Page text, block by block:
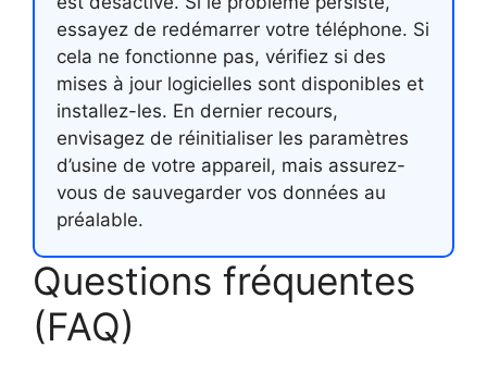
essayez de redémarrer votre téléphone. Si
cela ne fonctionne pas, vérifiez si des
mises à jour logicielles sont disponibles et
installez-les. En dernier recours,
envisagez de réinitialiser les paramètres
d’usine de votre appareil, mais assurez-
vous de sauvegarder vos données au
préalable.
Questions fréquentes
(FAQ)